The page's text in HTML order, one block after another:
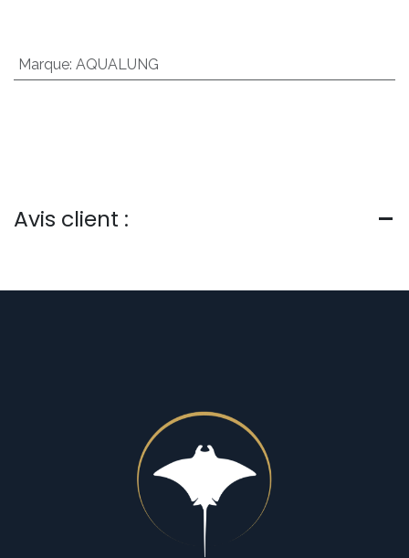
Marque: AQUALUNG
Avis client :